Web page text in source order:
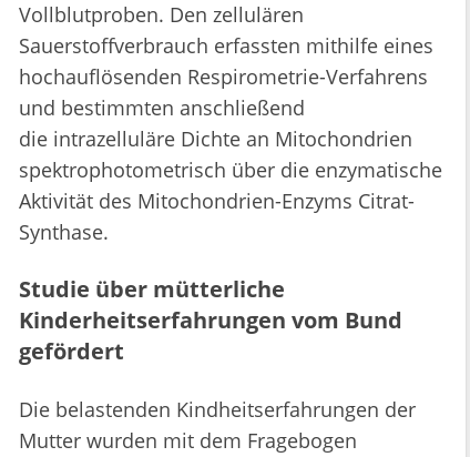
Vollblutproben. Den zellulären
Sauerstoffverbrauch erfassten mithilfe eines
hochauflösenden Respirometrie-Verfahrens
und bestimmten anschließend
die intrazelluläre Dichte an Mitochondrien
spektrophotometrisch über die enzymatische
Aktivität des Mitochondrien-Enzyms Citrat-
Synthase.
Studie über mütterliche
Kinderheitserfahrungen vom Bund
gefördert
Die belastenden Kindheitserfahrungen der
Mutter wurden mit dem Fragebogen